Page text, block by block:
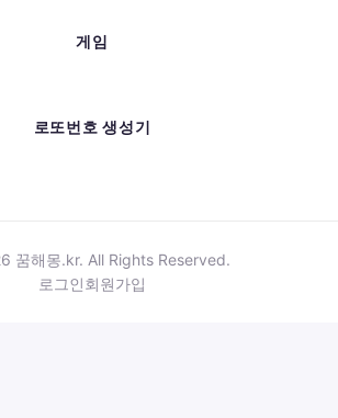
게임
로또번호 생성기
꿈해몽.kr. All Rights Reserved.
로그인회원가입